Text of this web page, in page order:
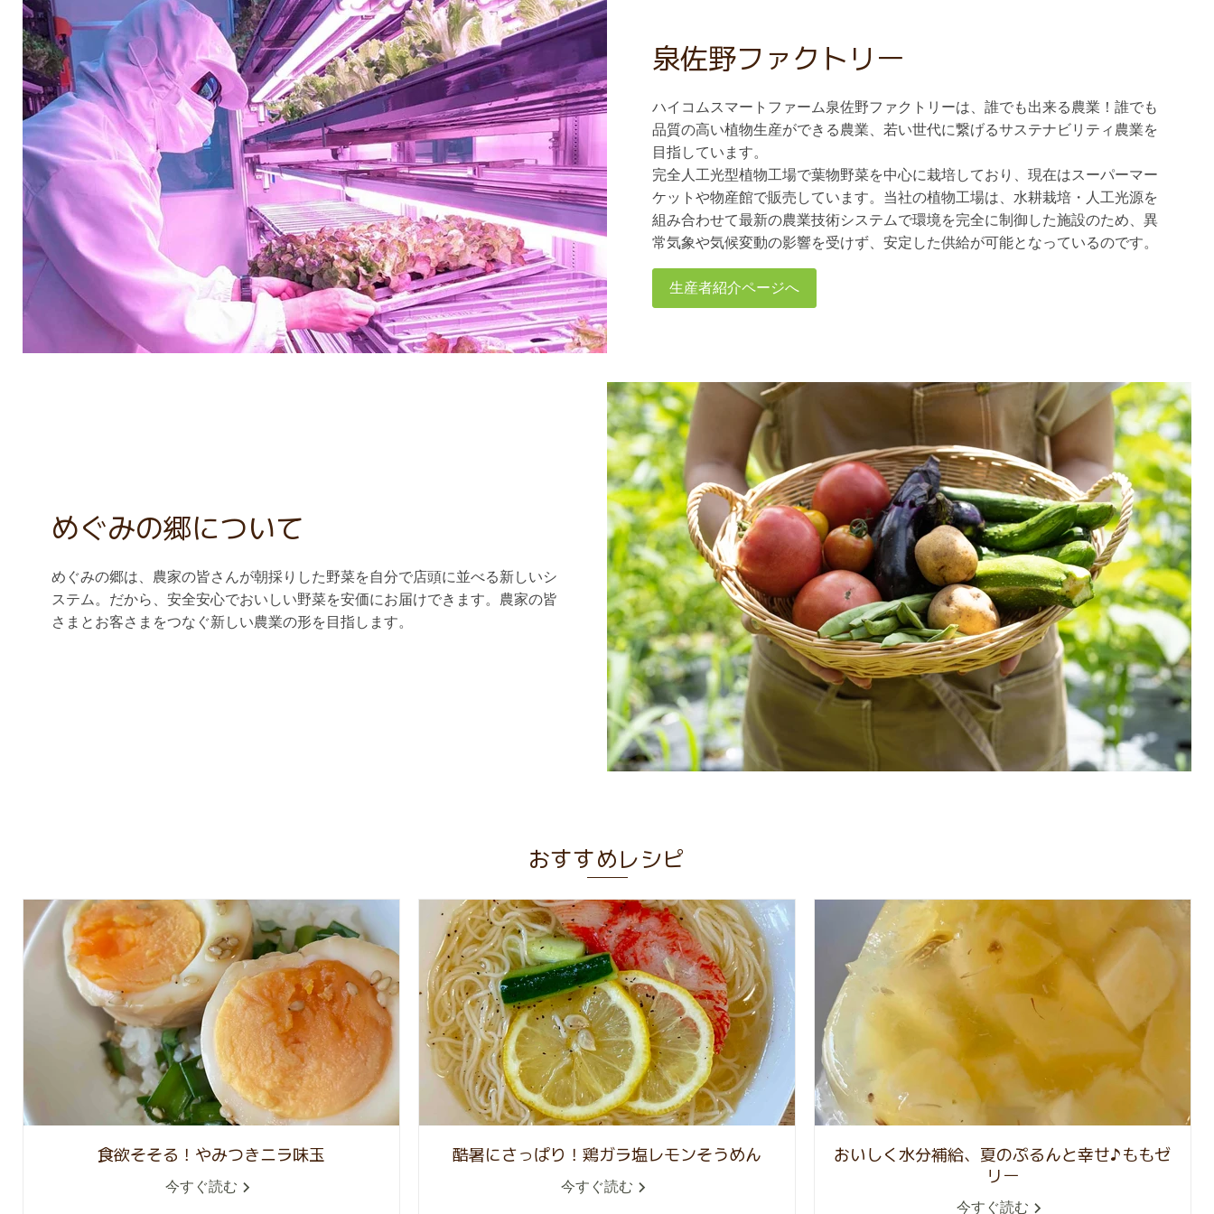
泉佐野ファクトリー
ハイコムスマートファーム泉佐野ファクトリーは、誰でも出来る農業！誰でも
品質の高い植物生産ができる農業、若い世代に繋げるサステナビリティ農業を
目指しています。
完全人工光型植物工場で葉物野菜を中心に栽培しており、現在はスーパーマー
ケットや物産館で販売しています。当社の植物工場は、水耕栽培・人工光源を
組み合わせて最新の農業技術システムで環境を完全に制御した施設のため、異
常気象や気候変動の影響を受けず、安定した供給が可能となっているのです。
生産者紹介ページへ
めぐみの郷について
めぐみの郷は、農家の皆さんが朝採りした野菜を自分で店頭に並べる新しいシ
ステム。だから、安全安心でおいしい野菜を安価にお届けできます。農家の皆
さまとお客さまをつなぐ新しい農業の形を目指します。
おすすめレシピ
食欲そそる！やみつきニラ味玉
今すぐ読む
酷暑にさっぱり！鶏ガラ塩レモンそうめん
今すぐ読む
おいしく水分補給、夏のぷるんと幸せ♪ももゼ
リー
今すぐ読む